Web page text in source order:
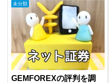
未分類
GEMFOREXの評判を調